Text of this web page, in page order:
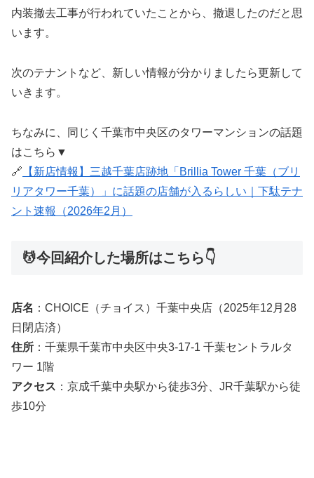
内装撤去工事が行われていたことから、撤退したのだと思
います。
次のテナントなど、新しい情報が分かりましたら更新して
いきます。
ちなみに、同じく千葉市中央区のタワーマンションの話題
はこちら▼
🔗 【新店情報】三越千葉店跡地「Brillia Tower 千葉（ブリ
リアタワー千葉）」に話題の店舗が入るらしい｜下駄テナ
ント速報（2026年2月）
💆今回紹介した場所はこちら👇
店名 ：CHOICE（チョイス）千葉中央店（2025年12月28
日閉店済）
住所 ：千葉県千葉市中央区中央3-17-1 千葉セントラルタ
ワー 1階
アクセス ：京成千葉中央駅から徒歩3分、JR千葉駅から徒
歩10分